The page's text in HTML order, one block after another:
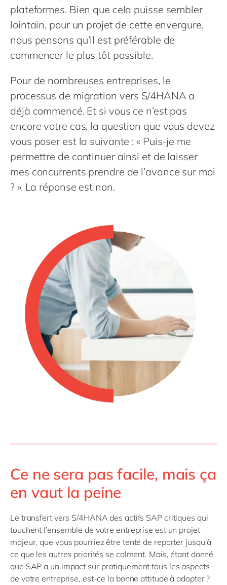
Singapore
Switzerland
UK & Ireland
USA & Canada
plateformes. Bien que cela puisse sembler
lointain, pour un projet de cette envergure,
nous pensons qu’il est préférable de
commencer le plus tôt possible.
Pour de nombreuses entreprises, le
processus de migration vers S/4HANA a
déjà commencé. Et si vous ce n’est pas
encore votre cas, la question que vous devez
vous poser est la suivante : « Puis-je me
permettre de continuer ainsi et de laisser
mes concurrents prendre de l’avance sur moi
? ». La réponse est non.
Ce ne sera pas facile, mais ça
en vaut la peine
Le transfert vers S/4HANA des actifs SAP critiques qui
touchent l’ensemble de votre entreprise est un projet
majeur, que vous pourriez être tenté de reporter jusqu’à
ce que les autres priorités se calment. Mais, étant donné
que SAP a un impact sur pratiquement tous les aspects
de votre entreprise, est-ce la bonne attitude à adopter ?